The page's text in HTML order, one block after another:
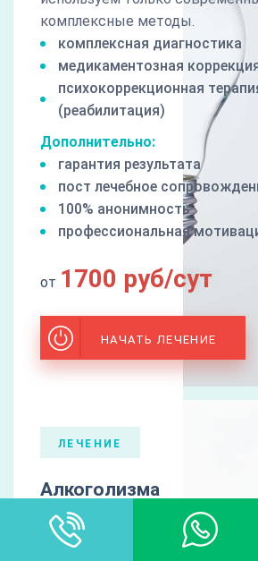
комплексные методы.
комплексная диагностика
медикаментозная
психокоррекционная
(реабилитация)
Дополнительно:
гарантия результата
пост лечебное
100% анонимность
профессиональная
от 1700 руб/сут
НАЧАТЬ ЛЕЧЕНИЕ
ЛЕЧЕНИЕ
Алкоголизма
Лечение алкоголизма – также
основным профильным